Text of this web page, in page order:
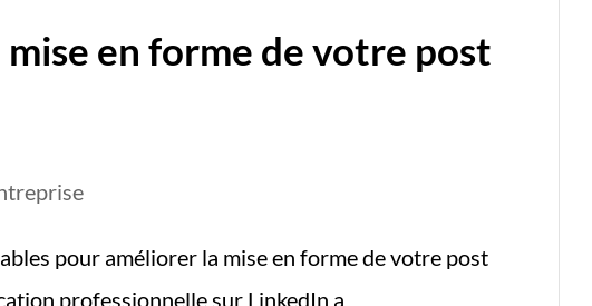
en forme de votre post
pour améliorer la mise en forme de votre post
professionnelle sur LinkedIn a